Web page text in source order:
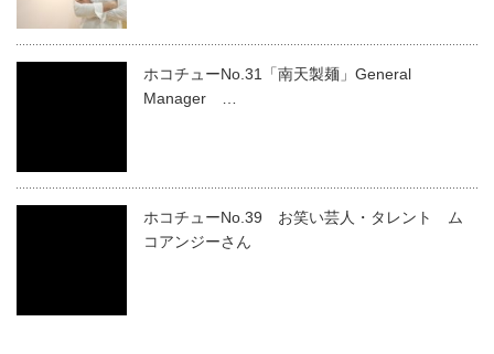
ホコチューNo.31「南天製麺」General
Manager …
ホコチューNo.39 お笑い芸人・タレント ム
コアンジーさん